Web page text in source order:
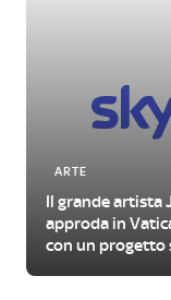
ARTE
Il grande artista
approda in
con un progetto